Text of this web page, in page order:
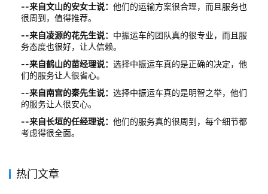
--来自文山的安女士说： 他们的运输方案很合理，而且服务也
很周到，值得推荐。
--来自凌源的花先生说： 中振运车的团队真的很专业，而且服
务态度也很好，让人信赖。
--来自鹤山的苗经理说： 选择中振运车真的是正确的决定，他
们的服务让人很省心。
--来自南宫的秦先生说： 选择中振运车真的是明智之举，他们
的服务让人很安心。
--来自长垣的任经理说： 他们的服务真的很周到，每个细节都
考虑得很全面。
热门文章